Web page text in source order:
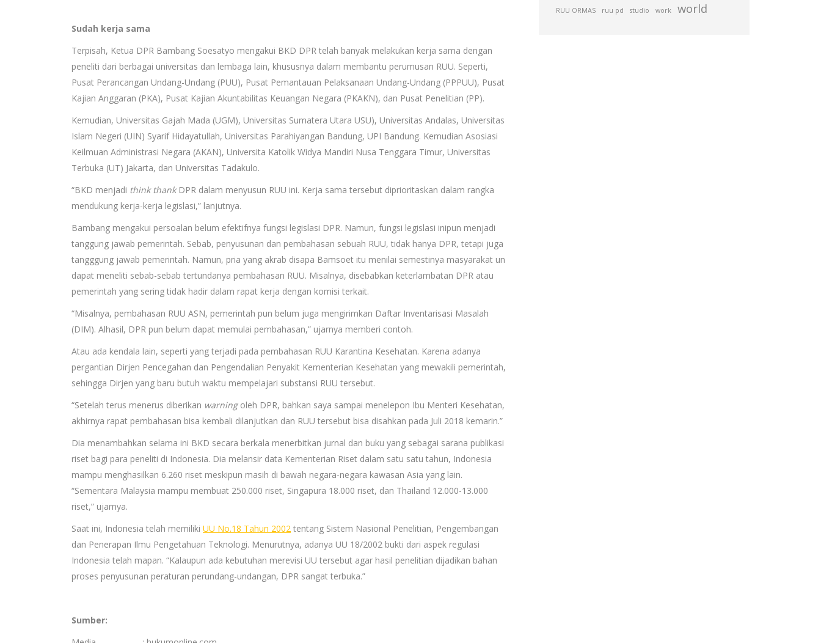
Sudah kerja sama
Terpisah, Ketua DPR Bambang Soesatyo mengakui BKD DPR telah banyak melakukan kerja sama dengan
peneliti dari berbagai universitas dan lembaga lain, khususnya dalam membantu perumusan RUU. Seperti,
Pusat Perancangan Undang-Undang (PUU), Pusat Pemantauan Pelaksanaan Undang-Undang (PPPUU), Pusat
Kajian Anggaran (PKA), Pusat Kajian Akuntabilitas Keuangan Negara (PKAKN), dan Pusat Penelitian (PP).
Kemudian, Universitas Gajah Mada (UGM), Universitas Sumatera Utara USU), Universitas Andalas, Universitas
Islam Negeri (UIN) Syarif Hidayatullah, Universitas Parahiyangan Bandung, UPI Bandung. Kemudian Asosiasi
Keilmuan Administrasi Negara (AKAN), Universita Katolik Widya Mandiri Nusa Tenggara Timur, Universitas
Terbuka (UT) Jakarta, dan Universitas Tadakulo.
“BKD menjadi think thankDPR dalam menyusun RUU ini. Kerja sama tersebut diprioritaskan dalam rangka
mendukung kerja-kerja legislasi,” lanjutnya.
Bambang mengakui persoalan belum efektifnya fungsi legislasi DPR. Namun, fungsi legislasi inipun menjadi
tanggung jawab pemerintah. Sebab, penyusunan dan pembahasan sebuah RUU, tidak hanya DPR, tetapi juga
tangggung jawab pemerintah. Namun, pria yang akrab disapa Bamsoet itu menilai semestinya masyarakat un
dapat meneliti sebab-sebab tertundanya pembahasan RUU. Misalnya, disebabkan keterlambatan DPR atau
pemerintah yang sering tidak hadir dalam rapat kerja dengan komisi terkait.
“Misalnya, pembahasan RUU ASN, pemerintah pun belum juga mengirimkan Daftar Inventarisasi Masalah
(DIM). Alhasil, DPR pun belum dapat memulai pembahasan,” ujarnya memberi contoh.
Atau ada kendala lain, seperti yang terjadi pada pembahasan RUU Karantina Kesehatan. Karena adanya
pergantian Dirjen Pencegahan dan Pengendalian Penyakit Kementerian Kesehatan yang mewakili pemerintah,
sehingga Dirjen yang baru butuh waktu mempelajari substansi RUU tersebut.
“Setelah terus menerus diberikan warningoleh DPR, bahkan saya sampai menelepon Ibu Menteri Kesehatan,
akhirnya rapat pembahasan bisa kembali dilanjutkan dan RUU tersebut bisa disahkan pada Juli 2018 kemarin.”
Dia menambahkan selama ini BKD secara berkala menerbitkan jurnal dan buku yang sebagai sarana publikasi
riset bagi para peneliti di Indonesia. Dia melansir data Kementerian Riset dalam satu satu tahun, Indonesia
mampu menghasilkan 6.260 riset meskipun masih di bawah negara-negara kawasan Asia yang lain.
“Sementara Malaysia mampu membuat 250.000 riset, Singapura 18.000 riset, dan Thailand 12.000-13.000
riset,” ujarnya.
Saat ini, Indonesia telah memiliki UU No.18 Tahun 2002 tentang Sistem Nasional Penelitian, Pengembangan
dan Penerapan Ilmu Pengetahuan Teknologi. Menurutnya, adanya UU 18/2002 bukti dari aspek regulasi
Indonesia telah mapan. “Kalaupun ada kebutuhan merevisi UU tersebut agar hasil penelitian dijadikan bahan
proses penyusunan peraturan perundang-undangan, DPR sangat terbuka.”
Sumber:
RUU ORMAS ruu pd studio work world